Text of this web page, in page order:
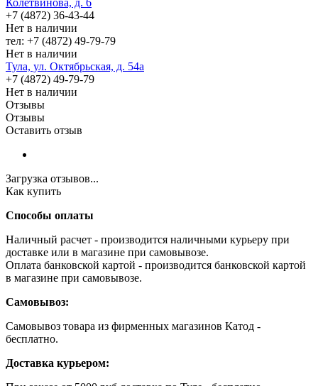
+7 (4872) 36-43-44
Нет в наличии
тел: +7 (4872) 49-79-79
Нет в наличии
Тула, ул. Октябрьская, д. 54а
+7 (4872) 49-79-79
Нет в наличии
Отзывы
Отзывы
Оставить отзыв
Загрузка отзывов...
Как купить
Способы оплаты
Наличный расчет - производится наличными курьеру при
доставке или в магазине при самовывозе.
Оплата банковской картой - производится банковской картой
в магазине при самовывозе.
Самовывоз:
Самовывоз товара из фирменных магазинов Катод -
бесплатно.
Доставка курьером: